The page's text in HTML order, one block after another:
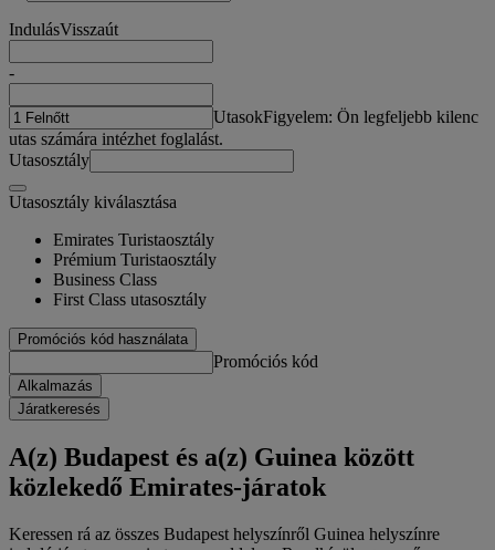
IndulásVisszaút
-
UtasokFigyelem: Ön legfeljebb kilenc
utas számára intézhet foglalást.
Utasosztály
Utasosztály kiválasztása
Emirates Turistaosztály
Prémium Turistaosztály
Business Class
First Class utasosztály
Promóciós kód használata
Promóciós kód
Alkalmazás
Járatkeresés
A(z) Budapest és a(z) Guinea között
közlekedő Emirates-járatok
Keressen rá az összes Budapest helyszínről Guinea helyszínre